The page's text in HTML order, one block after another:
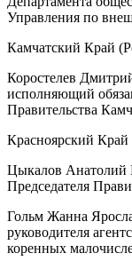
Управления по
Камчатский Край
Коростелев
исполняющий
Правительства
Красноярский Край
Цыкалов Анатолий
Председателя
Гольм Жанна
руководителя
коренных